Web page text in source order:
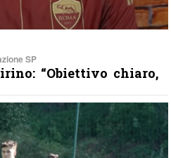
SP
“Obiettivo chiaro,